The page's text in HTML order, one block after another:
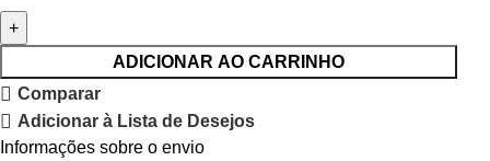
ADICIONAR AO CARRINHO
Comparar
Adicionar à Lista de Desejos
Informações sobre o envio